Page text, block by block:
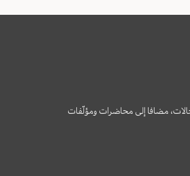
مضافا إلى محاضرات ومؤلّفات